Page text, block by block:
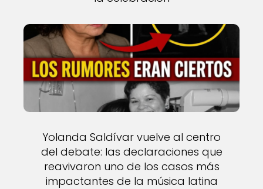
Yolanda Saldívar vuelve al centro
del debate: las declaraciones que
reavivaron uno de los casos más
impactantes de la música latina